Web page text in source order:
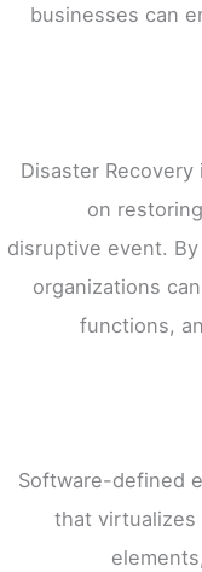
businesses can
Disaster
on
disruptive event.
organizations
functions,
Software-defined
that virtualizes